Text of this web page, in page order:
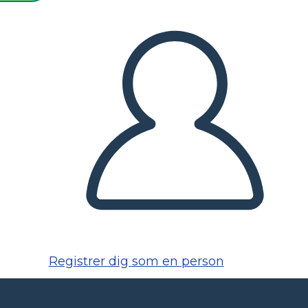
Registrer dig som en person